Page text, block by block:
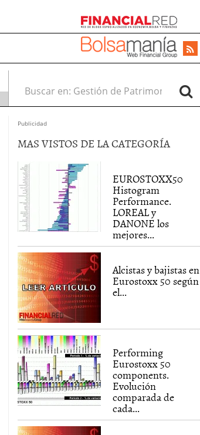
Buscar en:
Publicidad
MAS VISTOS DE LA CATEGORÍA
EUROSTOXX50
Histogram
Performance.
LOREAL y
DANONE los
mejores...
Alcistas y bajistas en
Eurostoxx 50 según
el...
Performing
Eurostoxx 50
components.
Evolución
comparada de
cada...